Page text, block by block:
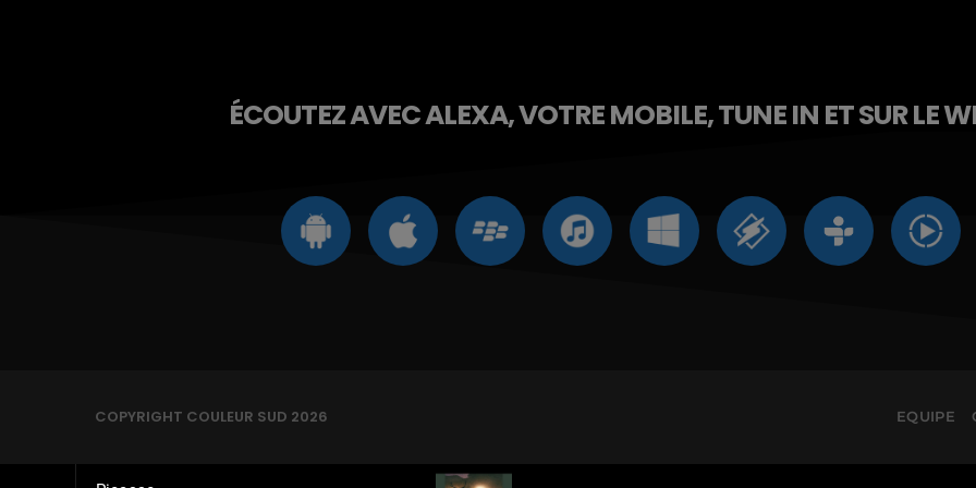
ÉCOUTEZ AVEC ALEXA, VOTRE MOBILE, TUNE IN ET SUR LE
COPYRIGHT COULEUR SUD 2026 EQUIPE